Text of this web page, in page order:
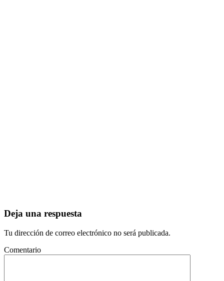
Deja una respuesta
Tu dirección de correo electrónico no será publicada.
Comentario